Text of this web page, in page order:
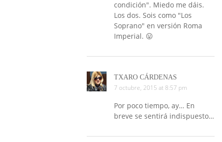
condición". Miedo me dáis.
Los dos. Sois como "Los
Soprano" en versión Roma
Imperial. 😛
TXARO CÁRDENAS
7 octubre, 2015 at 8:57 pm
Por poco tiempo, ay… En
breve se sentirá indispuesto…